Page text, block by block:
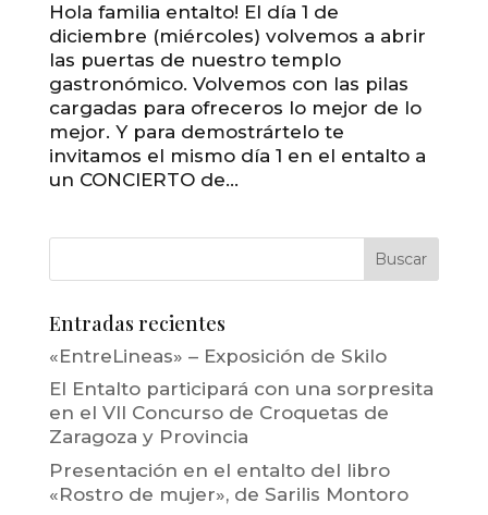
Hola familia entalto! El día 1 de
diciembre (miércoles) volvemos a abrir
las puertas de nuestro templo
gastronómico. Volvemos con las pilas
cargadas para ofreceros lo mejor de lo
mejor. Y para demostrártelo te
invitamos el mismo día 1 en el entalto a
un CONCIERTO de...
Entradas recientes
«EntreLineas» – Exposición de Skilo
El Entalto participará con una sorpresita
en el VII Concurso de Croquetas de
Zaragoza y Provincia
Presentación en el entalto del libro
«Rostro de mujer», de Sarilis Montoro